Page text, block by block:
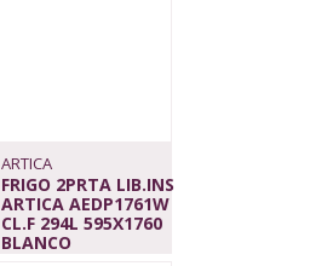
ARTICA
FRIGO 2PRTA LIB.INS
ARTICA AEDP1761W
CL.F 294L 595X1760
BLANCO